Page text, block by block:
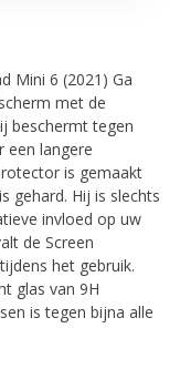
Mini 6 (2021) Ga
met de
beschermt tegen
een langere
is gemaakt
gehard. Hij is slechts
invloed op uw
de Screen
het gebruik.
glas van 9H
is tegen bijna alle